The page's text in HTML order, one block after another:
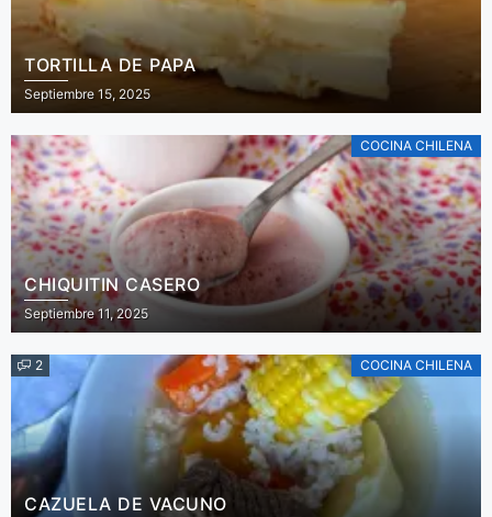
TORTILLA DE PAPA
Septiembre 15, 2025
COCINA CHILENA
CHIQUITIN CASERO
Septiembre 11, 2025
2 COCINA CHILENA
CAZUELA DE VACUNO